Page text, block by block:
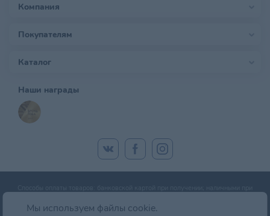
Компания
Покупателям
Каталог
Наши награды
Мы используем файлы cookie.